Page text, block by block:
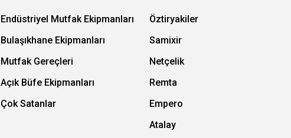
Endüstriyel Mutfak Ekipmanları
Bulaşıkhane Ekipmanları
Mutfak Gereçleri
Açık Büfe Ekipmanları
Çok Satanlar
Öztiryakiler
Samixir
Netçelik
Remta
Empero
Atalay